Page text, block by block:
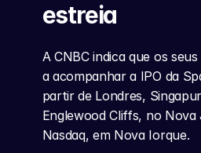
estreia
A CNBC indica que os
a acompanhar a IPO da
partir de Londres,
Englewood Cliffs, no Nova
Nasdaq, em Nova Iorque.